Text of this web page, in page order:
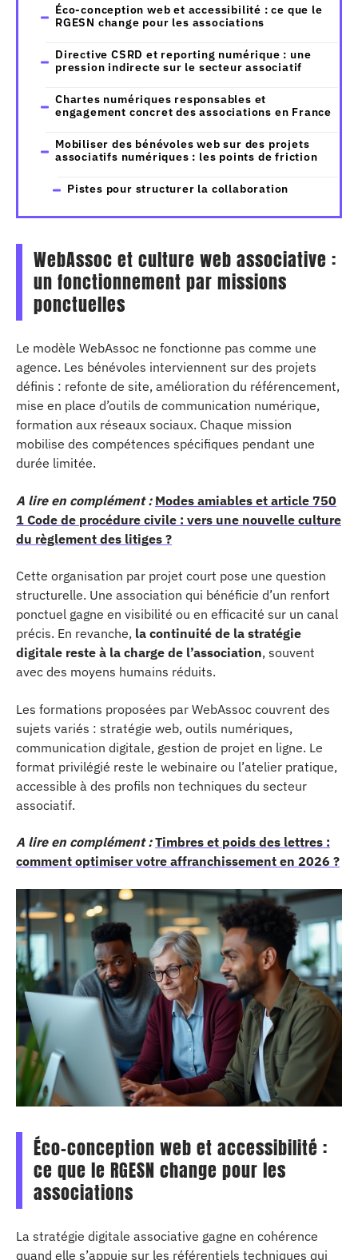
Éco-conception web et accessibilité : ce que le
RGESN change pour les associations
Directive CSRD et reporting numérique : une
pression indirecte sur le secteur associatif
Chartes numériques responsables et
engagement concret des associations en France
Mobiliser des bénévoles web sur des projets
associatifs numériques : les points de friction
Pistes pour structurer la collaboration
WebAssoc et culture web associative :
un fonctionnement par missions
ponctuelles
Le modèle WebAssoc ne fonctionne pas comme une
agence. Les bénévoles interviennent sur des projets
définis : refonte de site, amélioration du référencement,
mise en place d’outils de communication numérique,
formation aux réseaux sociaux. Chaque mission
mobilise des compétences spécifiques pendant une
durée limitée.
A lire en complément : Modes amiables et article 750
1 Code de procédure civile : vers une nouvelle culture
du règlement des litiges ?
Cette organisation par projet court pose une question
structurelle. Une association qui bénéficie d’un renfort
ponctuel gagne en visibilité ou en efficacité sur un canal
précis. En revanche, la continuité de la stratégie
digitale reste à la charge de l’association, souvent
avec des moyens humains réduits.
Les formations proposées par WebAssoc couvrent des
sujets variés : stratégie web, outils numériques,
communication digitale, gestion de projet en ligne. Le
format privilégié reste le webinaire ou l’atelier pratique,
accessible à des profils non techniques du secteur
associatif.
A lire en complément : Timbres et poids des lettres :
comment optimiser votre affranchissement en 2026 ?
Éco-conception web et accessibilité :
ce que le RGESN change pour les
associations
La stratégie digitale associative gagne en cohérence
quand elle s’appuie sur les référentiels techniques qui